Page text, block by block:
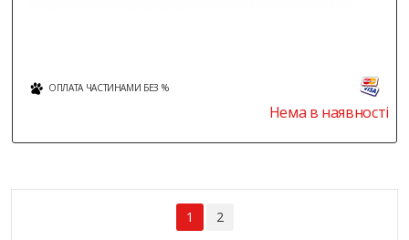
ОПЛАТА ЧАСТИНАМИ БЕЗ %
Нема в наявності
1 2